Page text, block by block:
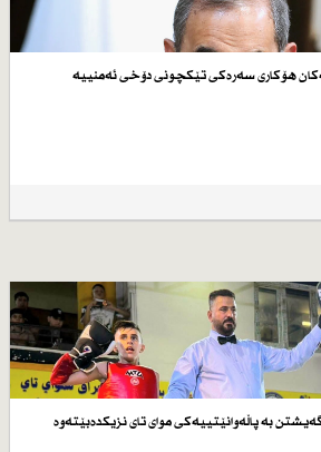
هۆكاری سەرەكی تێكچونی دۆخی ئەمنییە
بە پاڵەوانێتییەكی موای تای نزیكدەبێتەوە